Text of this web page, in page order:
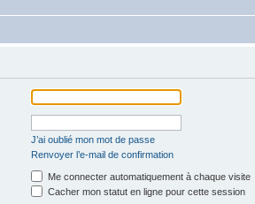
J’ai oublié mon mot de passe
Renvoyer l’e-mail de confirmation
Me connecter automatiquement à chaque visite
Cacher mon statut en ligne pour cette session